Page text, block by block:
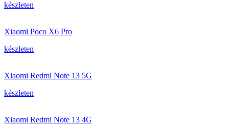
készleten
Xiaomi Poco X6 Pro
készleten
Xiaomi Redmi Note 13 5G
készleten
Xiaomi Redmi Note 13 4G